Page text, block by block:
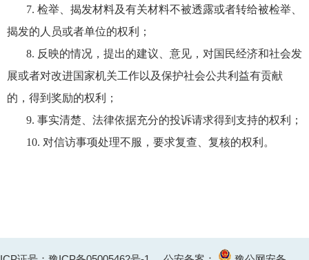
7. 检举、揭发材料及有关材料不被透露或者转给被检举、
揭发的人员或者单位的权利；
8. 反映的情况，提出的建议、意见，对国民经济和社会发
展或者对改进国家机关工作以及保护社会公共利益有贡献
的，得到奖励的权利；
9. 事实清楚、法律依据充分的投诉请求得到支持的权利；
10. 对信访事项处理不服，要求复查、复核的权利。